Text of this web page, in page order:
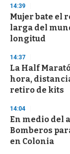
s
e
c
o
n
14:39
Mujer bate el
larga del
longitud
14:37
La Half
hora,
retiro de kits
14:04
En medio del
Bomberos
en Colonia